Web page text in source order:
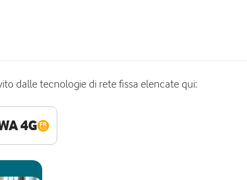
dalle tecnologie di rete fissa elencate qui:
4G